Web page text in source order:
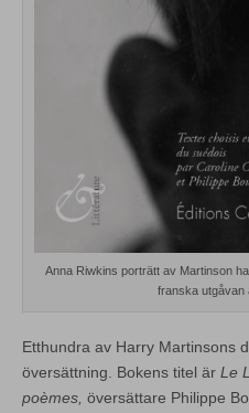
Anna Riwkins porträtt av Martinson
franska utgåvan
Etthundra av Harry Martinsons
översättning. Bokens titel är Le
poèmes, översättare Philippe